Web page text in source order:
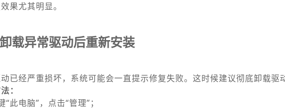
果尤其明显。
载异常驱动后重新安装
已经严重损坏，系统可能会一直提示修复失败。这时候建议彻底卸载驱
：
“此电脑”，点击“管理”；